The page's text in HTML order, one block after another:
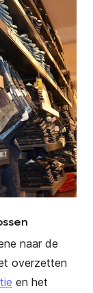
naar de
overzetten
en het